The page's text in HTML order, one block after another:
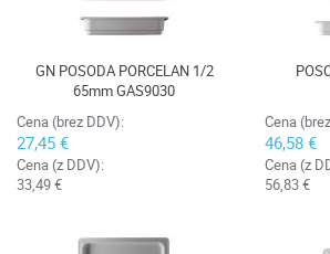
GN POSODA PORCELAN 1/2
65mm GAS9030
Cena (brez DDV):
27,45 €
Cena (z DDV):
33,49 €
Cena
46,58 €
Cena (z
56,83 €